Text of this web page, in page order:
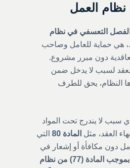
التعسفي في نظام
هي حماية للعامل وصاحب
دون مبرر مشروع.
العقد لسبب لا يدخل ضمن
النظام، يحق للطرف
سبب لا يندرج تحت المواد
العقد، مثل المادة 80
التي
دون مكافأة أو إشعار في
فصل بموجب المادة (77) من نظام